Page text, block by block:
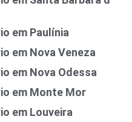
em Paulínia
em Nova Veneza
em Nova Odessa
em Monte Mor
em Louveira